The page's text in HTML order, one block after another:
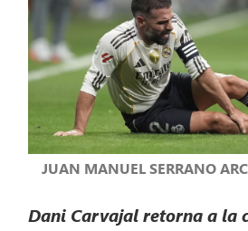
JUAN MANUEL SERRANO
Dani Carvajal retorna a la